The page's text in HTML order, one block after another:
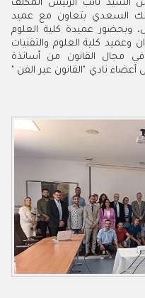
السيد نائب الرئيس المكلف
السعدي بتعاون مع عميد
وبحضور عميدة كلية العلوم
وعميد كلية العلوم والتقنيات
مجال القانون من أساتذة
نادي "القانون عبر الفن "